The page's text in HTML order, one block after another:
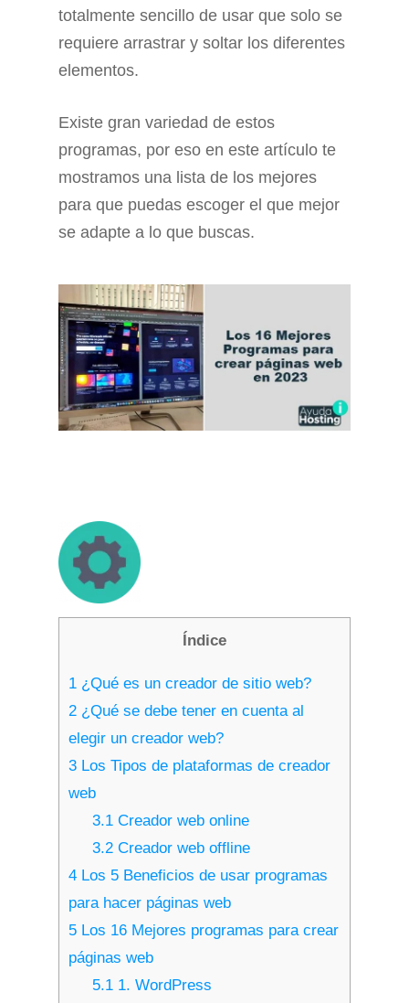
totalmente sencillo de usar que solo se
requiere arrastrar y soltar los diferentes
elementos.
Existe gran variedad de estos
programas, por eso en este artículo te
mostramos una lista de los mejores
para que puedas escoger el que mejor
se adapte a lo que buscas.
Índice
1 ¿Qué es un creador de sitio web?
2 ¿Qué se debe tener en cuenta al
elegir un creador web?
3 Los Tipos de plataformas de creador
web
3.1Creador web online
3.2Creador web offline
4 Los 5 Beneficios de usar programas
para hacer páginas web
5 Los 16 Mejores programas para crear
páginas web
5.11. WordPress